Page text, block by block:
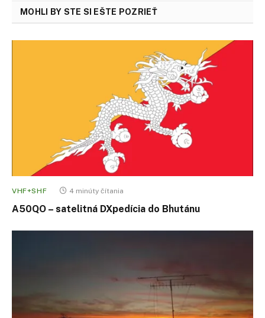
MOHLI BY STE SI EŠTE POZRIEŤ
VHF+SHF 4 minúty čítania
A50QO – satelitná DXpedícia do Bhutánu